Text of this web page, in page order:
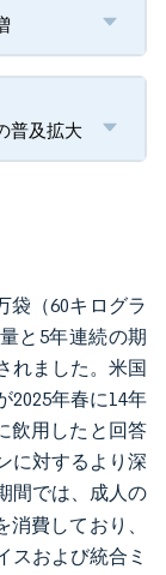
普及拡大
袋（60キログラ
と5年連続の期
れました。米国
2025年春に14年
飲用したと回答
に対するより深
間では、成人の
費しており、
スおよび統合ミ